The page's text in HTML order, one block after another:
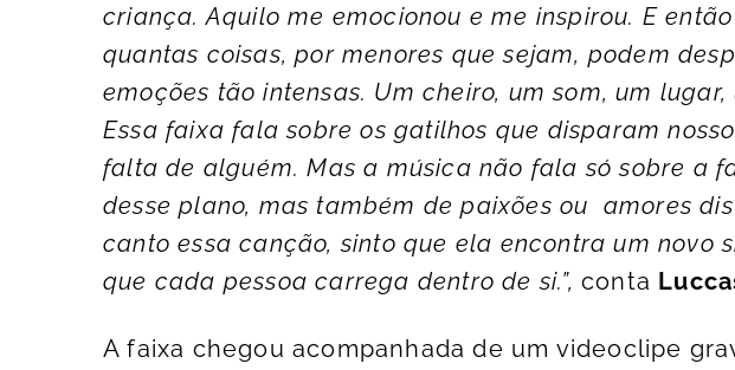
criança. Aquilo me emocionou e me inspirou. E
quantas coisas, por menores que sejam, podem
emoções tão intensas. Um cheiro, um som, um
Essa faixa fala sobre os gatilhos que disparam
falta de alguém. Mas a música não fala só sobre a
desse plano, mas também de paixões ou amores
canto essa canção, sinto que ela encontra um novo
que cada pessoa carrega dentro de si.”,conta
A faixa chegou acompanhada de um videoclipe